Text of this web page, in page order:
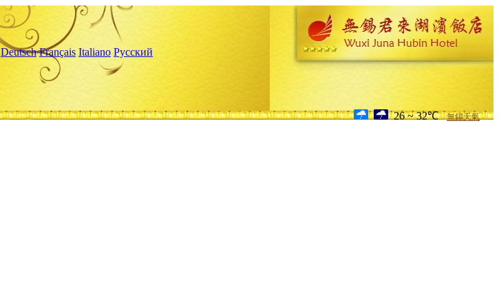
Deutsch Français Italiano Русский
26 ~ 32℃ 無錫天氣